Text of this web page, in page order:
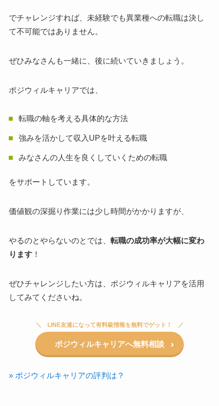
でチャレンジすれば、未経験でも異業種への転職は決し
て不可能ではありません。
ぜひみなさんも一緒に、後に続いていきましょう。
ポジウィルキャリアでは、
転職の軸を考える具体的な方法
強みを活かして収入UPを叶える転職
みなさんの人生を良くしていくための転職
をサポートしています。
価値観の深掘り作業には少し時間がかかりますが、
やるのとやらないのとでは、 転職の成功率が大幅に変わ
ります！
ぜひチャレンジしたい方は、ポジウィルキャリアを活用
してみてくださいね。
LINE友達になって有料級情報を無料でゲット！
ポジウィルキャリアへ無料相談
» ポジウィルキャリアの評判は？